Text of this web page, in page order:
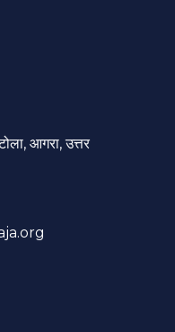
आगरा, उत्तर